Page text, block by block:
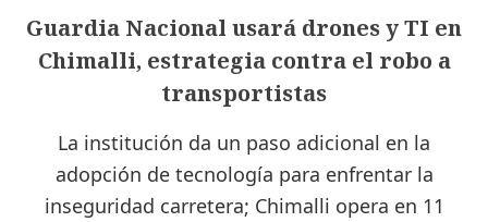
Guardia Nacional usará drones y TI en
Chimalli, estrategia contra el robo a
transportistas
La institución da un paso adicional en la
adopción de tecnología para enfrentar la
inseguridad carretera; Chimalli opera en 11